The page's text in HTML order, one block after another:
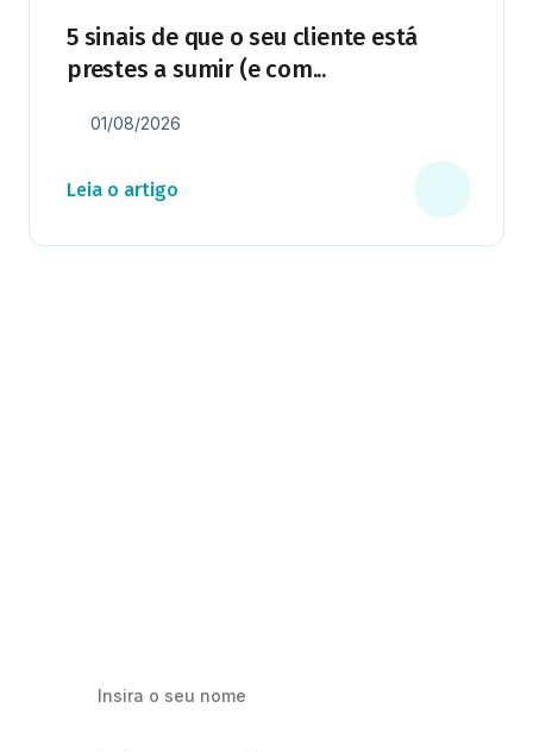
5 sinais de que o seu cliente está
prestes a sumir (e com...
01/08/2026
Leia o artigo